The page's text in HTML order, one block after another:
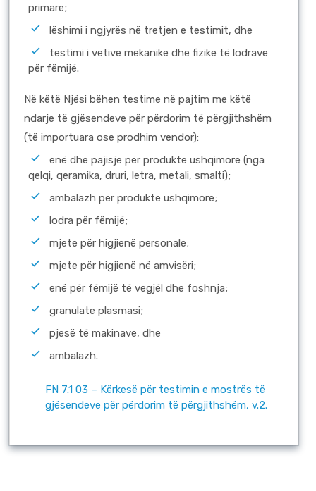
primare;
lëshimi i ngjyrës në tretjen e testimit, dhe
testimi i vetive mekanike dhe fizike të lodrave
për fëmijë.
Në këtë Njësi bëhen testime në pajtim me këtë
ndarje të gjësendeve për përdorim të përgjithshëm
(të importuara ose prodhim vendor):
enë dhe pajisje për produkte ushqimore (nga
qelqi, qeramika, druri, letra, metali, smalti);
ambalazh për produkte ushqimore;
lodra për fëmijë;
mjete për higjienë personale;
mjete për higjienë në amvisëri;
enë për fëmijë të vegjël dhe foshnja;
granulate plasmasi;
pjesë të makinave, dhe
ambalazh.
FN 7.1 03 – Kërkesë për testimin e mostrës të
gjësendeve për përdorim të përgjithshëm, v.2.